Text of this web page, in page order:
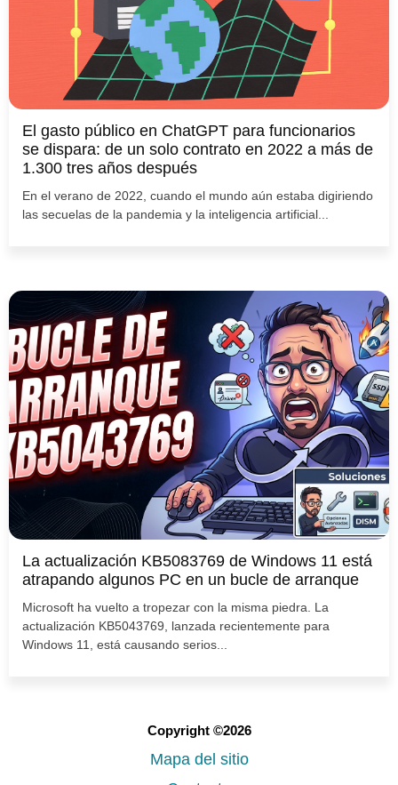
El gasto público en ChatGPT para funcionarios
se dispara: de un solo contrato en 2022 a más de
1.300 tres años después
En el verano de 2022, cuando el mundo aún estaba digiriendo
las secuelas de la pandemia y la inteligencia artificial...
La actualización KB5083769 de Windows 11 está
atrapando algunos PC en un bucle de arranque
Microsoft ha vuelto a tropezar con la misma piedra. La
actualización KB5043769, lanzada recientemente para
Windows 11, está causando serios...
Copyright ©2026
Mapa del sitio